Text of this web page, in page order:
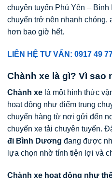
chuyên tuyến Phú Yên –
chuyển trở nên nhanh chóng,
hơn bao giờ hết.
LIÊN HỆ TƯ VẤN: 0917 49
Chành xe là gì? Vì sao
Chành xe là một hình thức
hoạt động như điểm trung
chuyển hàng từ nơi gửi đến
chuyến xe tải chuyên tuyến.
đi Bình Dương đang được
lựa chọn nhờ tính tiện lợi và
Chành xe hoạt động như